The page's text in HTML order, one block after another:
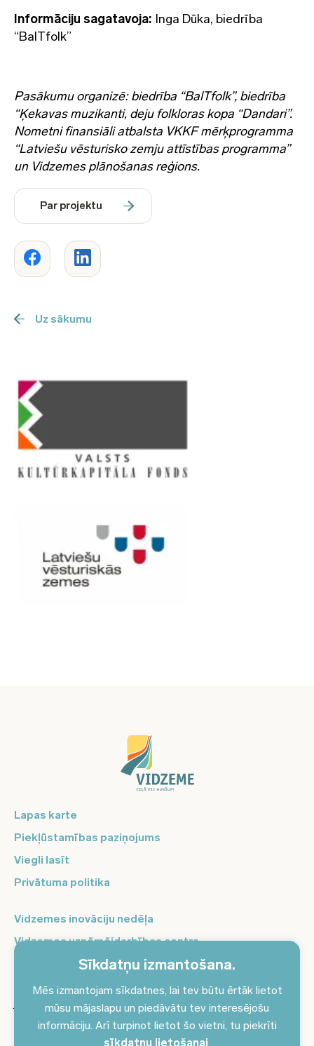
Sīkdatņu izmantošana.
Mēs izmantojam sīkdatnes, lai tev būtu ērtāk lietot
mūsu mājaslapu un piedāvātu tev interesējošu
informāciju. Arī turpinot lietot šo vietni, tu piekrīti
sīkdatņu lietošanai
Informāciju sagatavoja: Inga Dūka, biedrība
“BalTfolk”
Pasākumu organizē: biedrība “BalTfolk”, biedrība
“Ķekavas muzikanti, deju folkloras kopa “Dandari”.
Nometni finansiāli atbalsta VKKF mērķprogramma
“Latviešu vēsturisko zemju attīstības programma”
un Vidzemes plānošanas reģions.
Par projektu
Uz sākumu
Lapas karte
Piekļūstamības paziņojums
Viegli lasīt
Privātuma politika
Vidzemes inovāciju nedēļa
Vidzemes uzņēmējdarbības centrs
Balso Vidzeme
Pierakstieties jaunumiem un saņemiet aktuālākos
jaunumus savā e-pastā!
Pieteikties jaunumiem